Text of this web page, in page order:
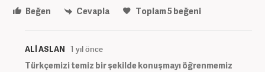
Beğen
Cevapla Toplam5beğeni
ALİ ASLAN 1 yıl önce
Türkçemizi temiz bir şekilde konuşmayı öğrenmemiz